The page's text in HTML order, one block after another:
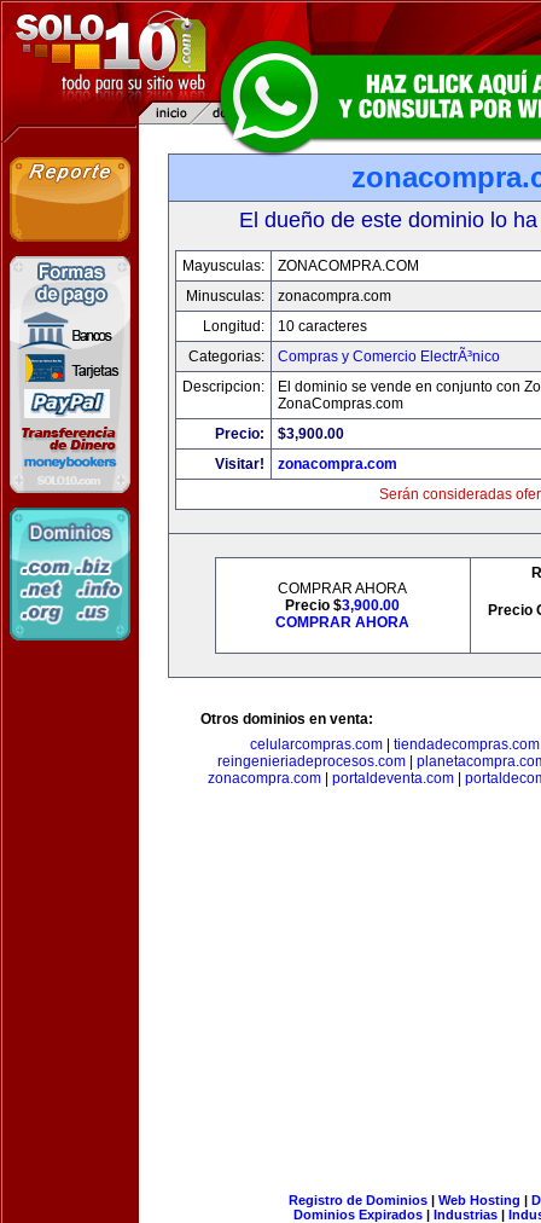
El dueño de este dominio lo
Mayusculas:
ZONACOMPRA.COM
Minusculas:
zonacompra.com
Longitud:
10 caracteres
Categorias:
Compras y Comercio ElectrÃ³nico
Descripcion:
El dominio se vende en conjunto con
ZonaCompras.com
Precio:
$3,900.00
Visitar!
zonacompra.com
Serán consideradas
COMPRAR AHORA
Precio $3,900.00
COMPRAR AHORA
Precio
Otros dominios en venta:
celularcompras.com| tiendadecompras.com
reingenieriadeprocesos.com|
zonacompra.com| portaldeventa.com|
Registro de Dominios| Web Hosting |
Dominios Expirados | Industrias |